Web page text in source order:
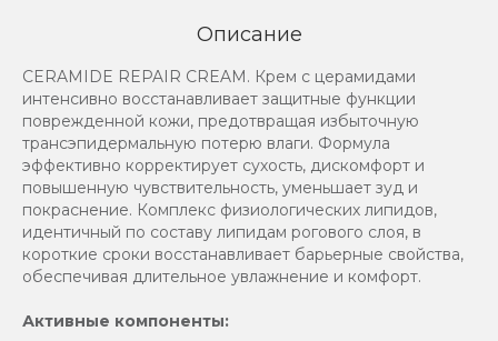
Описание
CERAMIDE REPAIR CREAM. Крем с церамидами
интенсивно восстанавливает защитные функции
поврежденной кожи, предотвращая избыточную
трансэпидермальную потерю влаги. Формула
эффективно корректирует сухость, дискомфорт и
повышенную чувствительность, уменьшает зуд и
покраснение. Комплекс физиологических липидов,
идентичный по составу липидам рогового слоя, в
короткие сроки восстанавливает барьерные свойства,
обеспечивая длительное увлажнение и комфорт.
Активные компоненты: